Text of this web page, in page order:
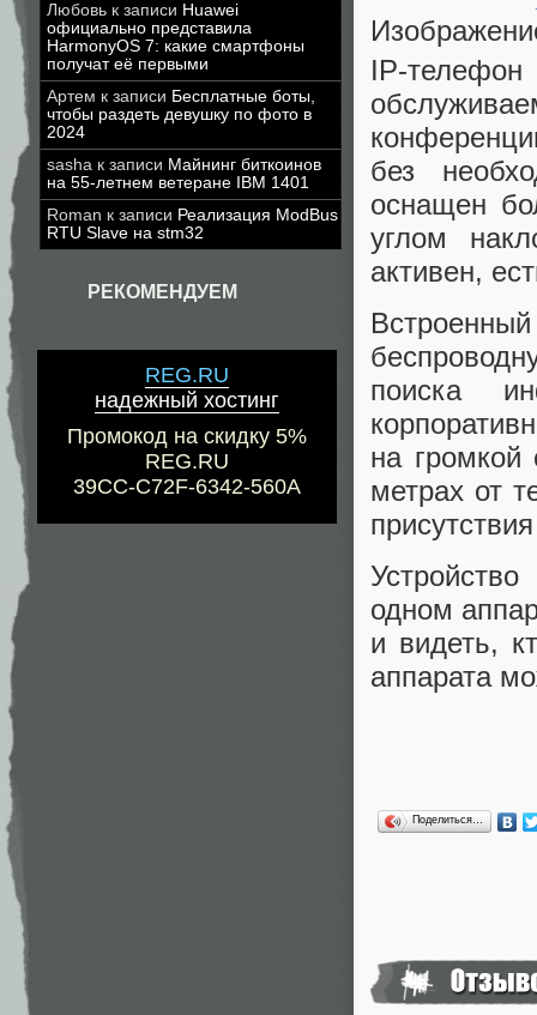
Любовь к записи Huawei
официально представила
HarmonyOS 7: какие смартфоны
получат её первыми
Артем к записи Бесплатные боты,
чтобы раздеть девушку по фото в
2024
sasha к записи Майнинг биткоинов
на 55-летнем ветеране IBM 1401
Roman к записи Реализация ModBus
RTU Slave на stm32
РЕКОМЕНДУЕМ
REG.RU
надежный хостинг
Промокод на скидку 5%
REG.RU
39CC-C72F-6342-560A
IP-
без
оснащен
углом
активен,
поиска
на громкой
метрах от
одном
и видеть,
аппарата
Поделиться…